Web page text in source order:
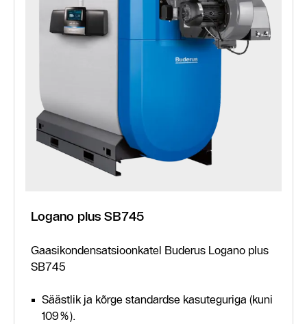
Logano plus SB745
Gaasikondensatsioonkatel Buderus Logano plus
SB745
Säästlik ja kõrge standardse kasuteguriga (kuni
109%).